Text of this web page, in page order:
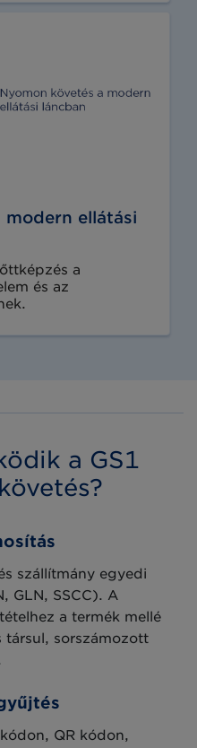
modern ellátási
a
és az
a GS1
szállítmány egyedi
GLN, SSCC). A
a termék mellé
társul, sorszámozott
QR kódon,